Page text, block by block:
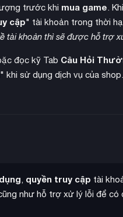
thấy, bao gồm khủng long
khi chứng kiến những sinh
trước khi mua game.
cập" tài khoản trong thời
tài khoản thì sẽ được hỗ trợ
đọc kỹ Tab Câu Hỏi
" khi sử dụng dịch vụ của shop.
, quyền truy cập tài
như hỗ trợ xử lý lỗi để có